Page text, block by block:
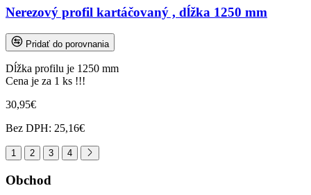
Nerezový profil kartáčovaný , dĺžka 1250 mm
Pridať do porovnania
Dĺžka profilu je 1250 mm
Cena je za 1 ks !!!
30,95€
Bez DPH: 25,16€
1 2 3 4
Obchod